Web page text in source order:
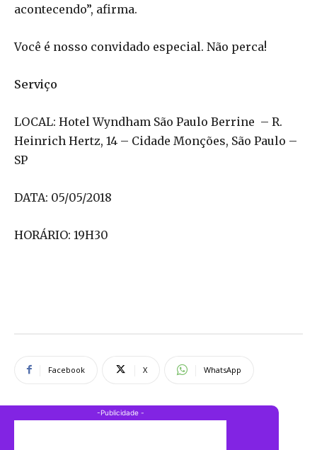
acontecendo”, afirma.
Você é nosso convidado especial. Não perca!
Serviço
LOCAL: Hotel Wyndham São Paulo Berrine – R.
Heinrich Hertz, 14 – Cidade Monções, São Paulo –
SP
DATA: 05/05/2018
HORÁRIO: 19H30
Facebook X WhatsApp
-Publicidade -